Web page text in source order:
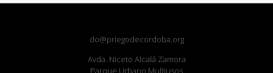
do@priegodecordoba.org
Avda. Niceto Alcalá Zamora
Parque Urbano Multiusos